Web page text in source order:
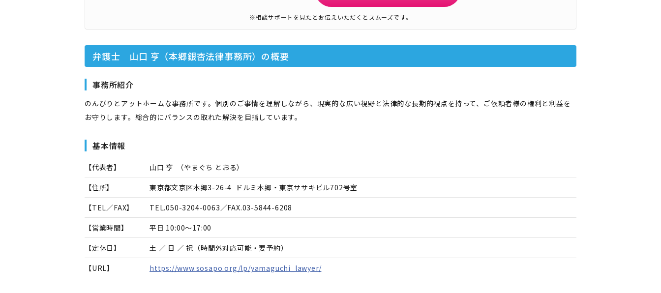
※相談サポートを見たとお伝えいただくとスムーズです。
弁護士 山口 亨（本郷銀杏法律事務所） の概要
事務所紹介
のんびりとアットホームな事務所です。個別のご事情を理解しながら、現実的な広い視野と法律的な長期的視点を持って、ご依頼者様の権利と利益を
お守りします。総合的にバランスの取れた解決を目指しています。
基本情報
【代表者】 山口 亨 （やまぐち とおる）
【住所】 東京都文京区本郷3-26-4 ドルミ本郷・東京ササキビル702号室
【TEL／FAX】 TEL.050-3204-0063 ／FAX.03-5844-6208
【営業時間】 平日 10:00～17:00
【定休日】 土 ／ 日 ／ 祝（時間外対応可能・要予約）
【URL】 https://www.sosapo.org/lp/yamaguchi_lawyer/